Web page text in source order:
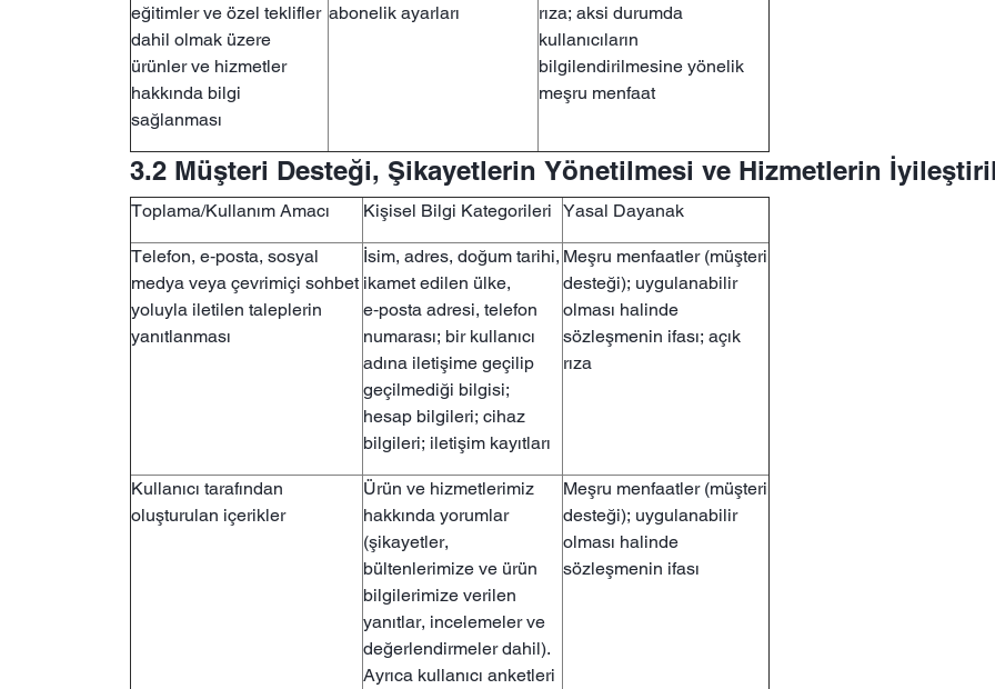
eğitimler ve özel teklifler
dahil olmak üzere
ürünler ve hizmetler
hakkında bilgi
sağlanması
abonelik ayarları
rıza; aksi durumda
kullanıcıların
bilgilendirilmesine yönelik
meşru menfaat
3.2 Müşteri Desteği, Şikayetlerin Yönetilmesi ve Hizmetlerin
Toplama/Kullanım Amacı Kişisel Bilgi Kategorileri Yasal Dayanak
Telefon, e‑posta, sosyal
medya veya çevrimiçi sohbet
yoluyla iletilen taleplerin
yanıtlanması
İsim, adres, doğum tarihi,
ikamet edilen ülke,
e‑posta adresi, telefon
numarası; bir kullanıcı
adına iletişime geçilip
geçilmediği bilgisi;
hesap bilgileri; cihaz
bilgileri; iletişim kayıtları
Meşru menfaatler (müşteri
desteği); uygulanabilir
olması halinde
sözleşmenin ifası; açık
rıza
Kullanıcı tarafından
oluşturulan içerikler
Ürün ve hizmetlerimiz
hakkında yorumlar
(şikayetler,
bültenlerimize ve ürün
bilgilerimize verilen
yanıtlar, incelemeler ve
değerlendirmeler dahil).
Ayrıca kullanıcı anketleri
Meşru menfaatler (müşteri
desteği); uygulanabilir
olması halinde
sözleşmenin ifası